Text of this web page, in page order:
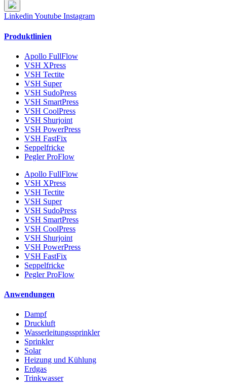
Linkedin Youtube Instagram
Produktlinien
Apollo FullFlow
VSH XPress
VSH Tectite
VSH Super
VSH SudoPress
VSH SmartPress
VSH CoolPress
VSH Shurjoint
VSH PowerPress
VSH FastFix
Seppelfricke
Pegler ProFlow
Apollo FullFlow
VSH XPress
VSH Tectite
VSH Super
VSH SudoPress
VSH SmartPress
VSH CoolPress
VSH Shurjoint
VSH PowerPress
VSH FastFix
Seppelfricke
Pegler ProFlow
Anwendungen
Dampf
Druckluft
Wasserleitungssprinkler
Sprinkler
Solar
Heizung und Kühlung
Erdgas
Trinkwasser